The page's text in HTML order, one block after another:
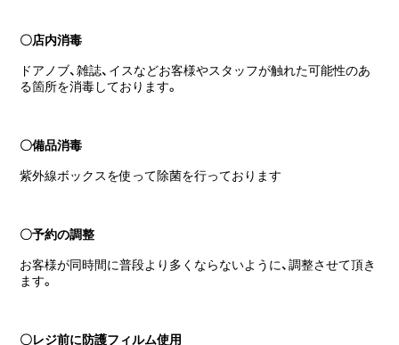
〇店内消毒
ドアノブ、雑誌、イスなどお客様やスタッフが触れた可能性のあ
る箇所を消毒しております。
〇備品消毒
紫外線ボックスを使って除菌を行っております
〇予約の調整
お客様が同時間に普段より多くならないように、調整させて頂き
ます。
〇レジ前に防護フィルム使用